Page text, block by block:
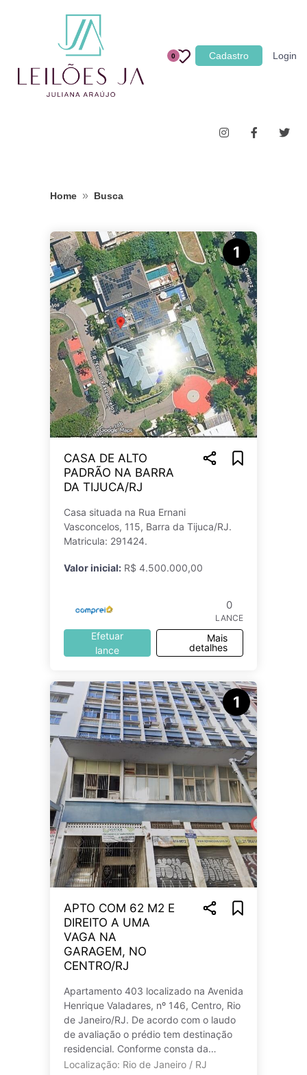
0 Cadastro Login
Categoria
Imóveis
Terrenos
Home » Busca
1
CASA DE ALTO
PADRÃO NA BARRA
DA TIJUCA/RJ
Casa situada na Rua Ernani
Vasconcelos, 115, Barra da Tijuca/RJ.
Matricula: 291424.
Valor inicial: R$ 4.500.000,00
0
LANCE
Efetuar
lance
Mais
detalhes
1
APTO COM 62 M2 E
DIREITO A UMA
VAGA NA
GARAGEM, NO
CENTRO/RJ
Apartamento 403 localizado na Avenida
Henrique Valadares, nº 146, Centro, Rio
de Janeiro/RJ. De acordo com o laudo
de avaliação o prédio tem destinação
residencial. Conforme consta da
matrícula mencionada, o imóvel te
Localização: Rio de Janeiro / RJ